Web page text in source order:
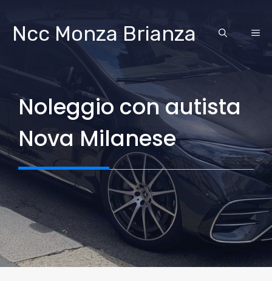
contenuto
Ncc Monza Brianza
Noleggio con autista
Nova Milanese